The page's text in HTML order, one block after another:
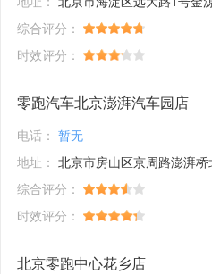
综合评分：
时效评分：
零跑汽车北京澎湃汽车园店
电话： 暂无
地址： 北京市房山区京周路澎湃
综合评分：
时效评分：
北京零跑中心花乡店